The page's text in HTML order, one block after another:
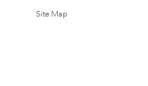
Site Map